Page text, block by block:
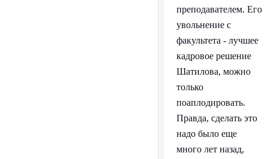
преподавателем. Его
увольнение с
факультета - лучшее
кадровое решение
Шатилова, можно
только
поаплодировать.
Правда, сделать это
надо было еще
много лет назад,